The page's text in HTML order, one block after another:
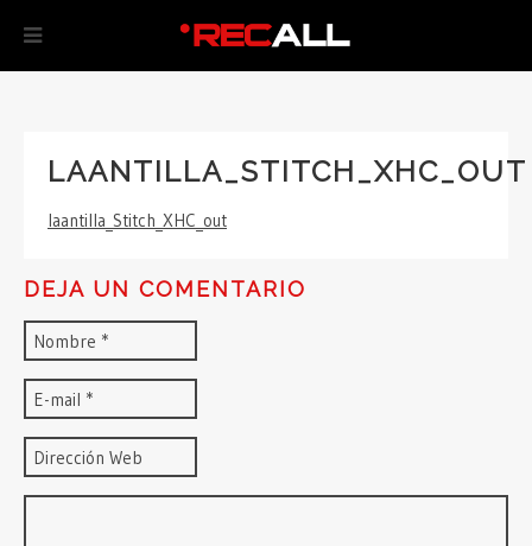
LAANTILLA_STITCH_XHC_OUT
laantilla_Stitch_XHC_out
DEJA UN COMENTARIO